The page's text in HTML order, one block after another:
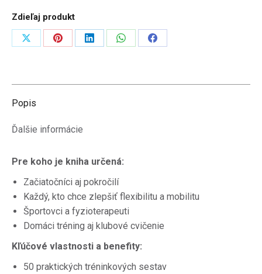
sestav
Zdieľaj produkt
ZdieľaťZdieľaťZdieľaťZdieľaťZdieľať
Popis
Ďalšie informácie
Pre koho je kniha určená:
Začiatočníci aj pokročilí
Každý, kto chce zlepšiť flexibilitu a mobilitu
Športovci a fyzioterapeuti
Domáci tréning aj klubové cvičenie
Kľúčové vlastnosti a benefity:
50 praktických tréninkových sestav